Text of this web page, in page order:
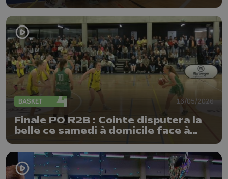
BASKET 16/05/2026
Finale PO R2B : Cointe disputera la
belle ce samedi à domicile face à